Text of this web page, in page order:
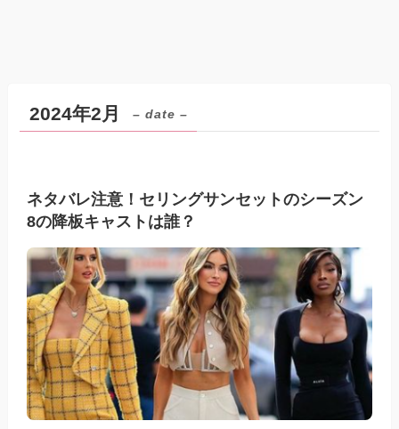
2024年2月 – date –
ネタバレ注意！セリングサンセットのシーズン
8の降板キャストは誰？